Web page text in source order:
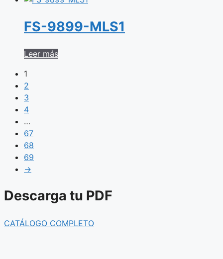
FS-9899-MLS1
Leer más
1
2
3
4
…
67
68
69
→
Descarga tu PDF
CATÁLOGO COMPLETO